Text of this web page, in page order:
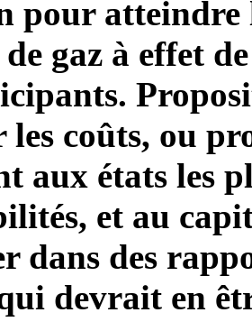
pour atteindre
de gaz à effet
coûts, ou
aux états les
et au
dans des
devrait en